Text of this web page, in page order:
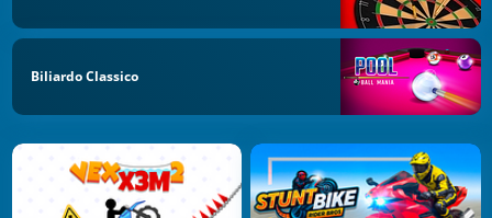
Biliardo Classico